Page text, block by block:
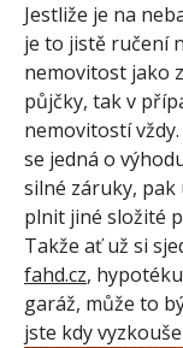
Jestliže je na
je to jistě ručení
nemovitost jako
půjčky, tak v
nemovitostí
se jedná o
silné záruky, pak
plnit jiné složité
Takže ať už si
fahd.cz,
garáž, může to
jste kdy